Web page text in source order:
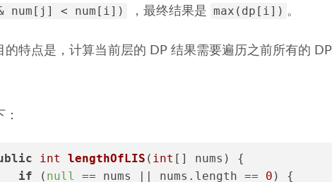
< num[i])
，最终结果是 max(dp[i]) 。
的特点是，计算当前层的 DP 结果需要遍历之前所有的
int lengthOfLIS ( int [] nums)
{
if ( null == nums || nums.length == 0 ) {